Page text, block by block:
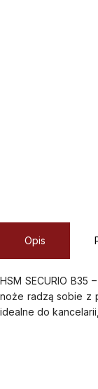
Opis
HSM SECURIO
noże radzą sobie z
idealne do